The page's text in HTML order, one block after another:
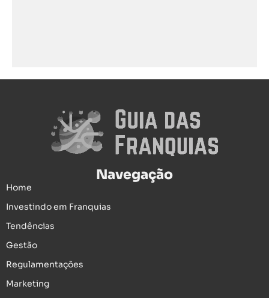
Navegação
Home
Investindo em Franquias
Tendências
Gestão
Regulamentações
Marketing